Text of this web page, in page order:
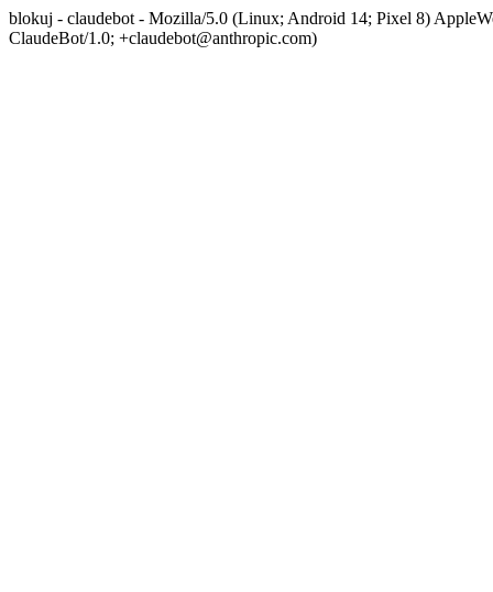
blokuj - claudebot - Mozilla/5.0 (Linux; Android 14; Pixel 8)
ClaudeBot/1.0; +claudebot@anthropic.com)